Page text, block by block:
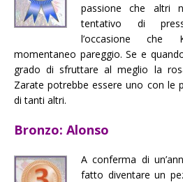
passione che altri
tentativo di
l’occasione che
momentaneo pareggio. Se e
grado di sfruttare al meglio la
Zarate potrebbe essere uno con le
di tanti altri.
Bronzo: Alonso
A conferma di
fatto diventare un